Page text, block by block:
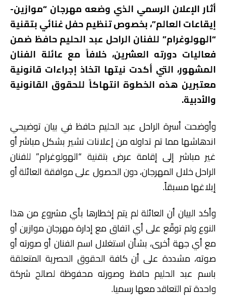
أثار الإعلان الرسمي الذي وضعه مهرجان “موازين-
إيقاعات العالم”، بخصوص تنظيم حفل غنائي بتقنية
“الهولوغرام” للفنان الراحل عبد الحليم حافظ ضمن
فعاليات دورته العشرين، خلافاً مع عائلة الفنان
المشهور، التي أكدت نيتها اتخاذ إجراءات قانونية
معتبرين هذه الخطوة انتهاكاً للحقوق القانونية
والأدبية.
وأوضحت أسرة الراحل عبد الحليم حافظ في بيان توضيحي
اندهاشها مما تم تداوله من إعلانات تشير بشكل مباشر أو
غير مباشر إلى إقامة عرض بتقنية “الهولوغرام” للفنان
الراحل خلال المهرجان، دون الحصول على موافقة العائلة أو
إبلاغها مسبقاً.
وأكد البيان أن العائلة لم يتم إخطارها بأي مشروع من هذا
النوع ولم توقّع على أي اتفاق مع إدارة مهرجان موازين أو
مع أي جهة أخرى، بشأن استغلال اسم الفنان أو صورته أو
صوته، مشددة على أن كافة الحقوق الحصرية المتعلقة
باسم عبد الحليم حافظ وصورته محفوظة لصالح شركة
واحدة تم التعاقد معها رسميا.